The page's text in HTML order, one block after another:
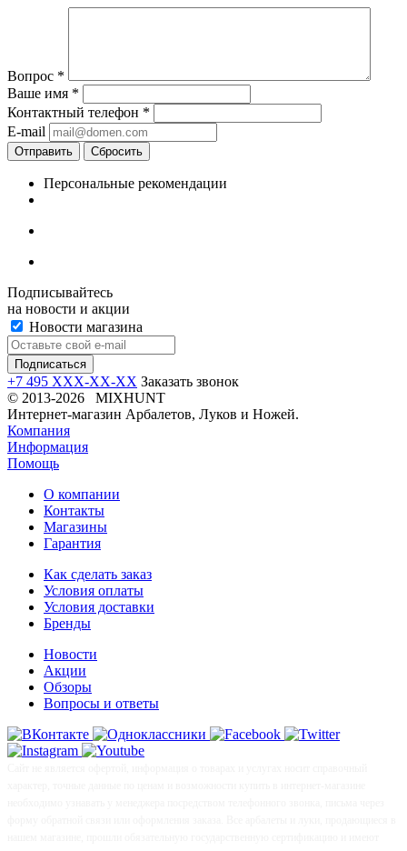
Вопрос *
Ваше имя *
Контактный телефон *
E-mail
Отправить Сбросить
Персональные рекомендации
Подписывайтесь
на новости и акции
Новости магазина
+7 495 XXX-XX-XX Заказать звонок
© 2013-2026 MIXHUNT
Интернет-магазин Арбалетов, Луков и Ножей.
Компания
Информация
Помощь
О компании
Контакты
Магазины
Гарантия
Как сделать заказ
Условия оплаты
Условия доставки
Бренды
Новости
Акции
Обзоры
Вопросы и ответы